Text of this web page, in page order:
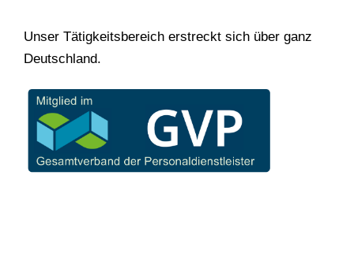
Unser Tätigkeitsbereich erstreckt sich über ganz
Deutschland.